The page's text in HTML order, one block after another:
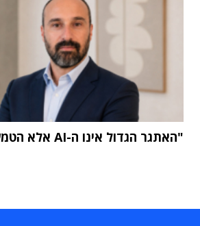
"האתגר הגדול אינו ה-AI אלא הטמעתה בארגון"